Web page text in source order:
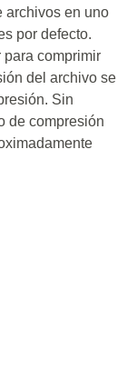
archivos en uno
por defecto.
comprimir
del archivo se
Sin
de compresión